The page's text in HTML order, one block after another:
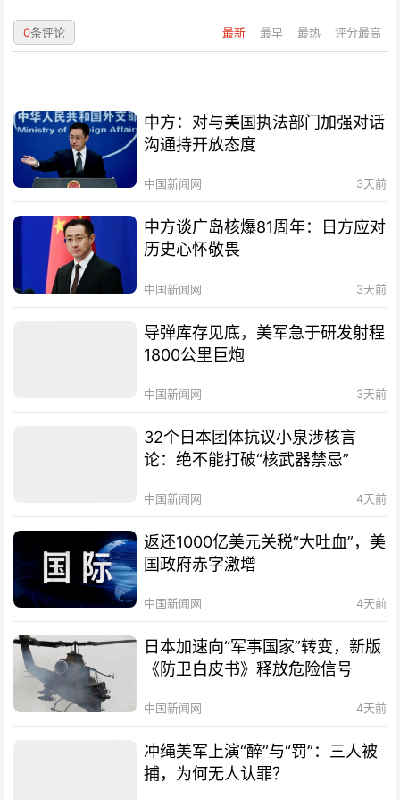
最新 最早 最热 评分最高
0条评论
中方：对与美国执法部门加强对话
沟通持开放态度
中国新闻网 3天前
中方谈广岛核爆81周年：日方应对
历史心怀敬畏
中国新闻网 3天前
导弹库存见底，美军急于研发射程
1800公里巨炮
中国新闻网 3天前
32个日本团体抗议小泉涉核言
论：绝不能打破“核武器禁忌”
中国新闻网 4天前
返还1000亿美元关税“大吐血”，美
国政府赤字激增
中国新闻网 4天前
日本加速向“军事国家”转变，新版
《防卫白皮书》释放危险信号
中国新闻网 4天前
冲绳美军上演“醉”与“罚”：三人被
捕，为何无人认罪？